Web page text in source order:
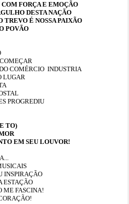
FORÇA E EMOÇÃO
DESTA NAÇÃO
TREVO É NOSSA PAIXÃO
POVÃO
COMÉRCIO INDUSTRIA
LUGAR
PROGREDIU
TO)
EM SEU LOUVOR!
INSPIRAÇÃO
ESTAÇÃO
ME FASCINA!